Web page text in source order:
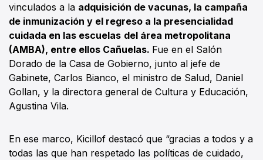
vinculados a la adquisición de vacunas, la campaña
de inmunización y el regreso a la presencialidad
cuidada en las escuelas del área metropolitana
(AMBA), entre ellos Cañuelas. Fue en el Salón
Dorado de la Casa de Gobierno, junto al jefe de
Gabinete, Carlos Bianco, el ministro de Salud, Daniel
Gollan, y la directora general de Cultura y Educación,
Agustina Vila.
En ese marco, Kicillof destacó que “gracias a todos y a
todas las que han respetado las políticas de cuidado,